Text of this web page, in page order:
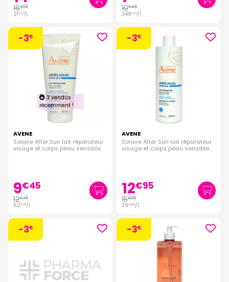
16€95
21€ 19/l.
10€45
348€33/l.
-3€
3 vendus
récemment !
AVENE
Solaire After Sun lait réparateur
visage et corps peau sensible
9€45
12€45
62€25/l.
-3€
AVENE
Solaire After Sun lait réparateur
visage et corps peau sensible
12€95
15€95
39€88/l.
-3€ -3€